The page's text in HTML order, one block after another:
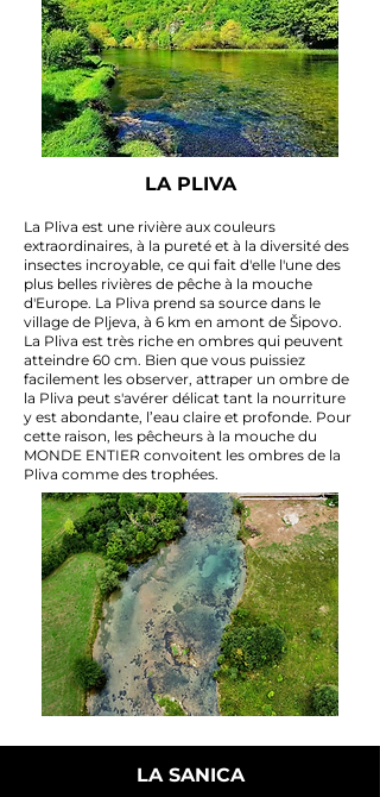
LA PLIVA
La Pliva est une rivière aux couleurs
extraordinaires, à la pureté et à la diversité des
insectes incroyable, ce qui fait d'elle l'une des
plus belles rivières de pêche à la mouche
d'Europe. La Pliva prend sa source dans le
village de Pljeva, à 6 km en amont de Šipovo.
La Pliva est très riche en ombres qui peuvent
atteindre 60 cm. Bien que vous puissiez
facilement les observer, attraper un ombre de
la Pliva peut s'avérer délicat tant la nourriture
y est abondante, l’eau claire et profonde. Pour
cette raison, les pêcheurs à la mouche du
MONDE ENTIER convoitent les ombres de la
Pliva comme des trophées.
LA SANICA